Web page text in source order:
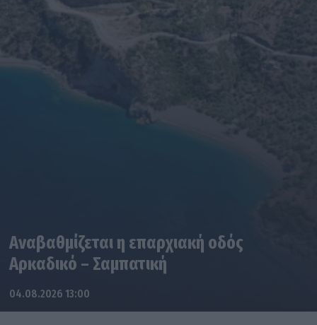
Αναβαθμίζεται η επαρχιακή οδός
Αρκαδικό – Σαμπατική
04.08.2026 13:00